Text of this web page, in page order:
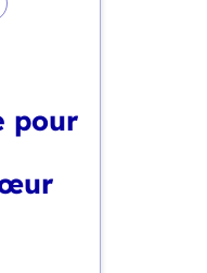
pour